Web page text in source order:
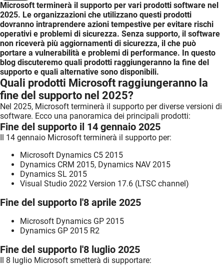
Microsoft terminerà il supporto per vari prodotti software nel
2025. Le organizzazioni che utilizzano questi prodotti
dovranno intraprendere azioni tempestive per evitare rischi
operativi e problemi di sicurezza. Senza supporto, il software
non riceverà più aggiornamenti di sicurezza, il che può
portare a vulnerabilità e problemi di performance. In questo
blog discuteremo quali prodotti raggiungeranno la fine del
supporto e quali alternative sono disponibili.
Quali prodotti Microsoft raggiungeranno la
fine del supporto nel 2025?
Nel 2025, Microsoft terminerà il supporto per diverse versioni di
software. Ecco una panoramica dei principali prodotti:
Fine del supporto il 14 gennaio 2025
Il 14 gennaio Microsoft terminerà il supporto per:
Microsoft Dynamics C5 2015
Dynamics CRM 2015, Dynamics NAV 2015
Dynamics SL 2015
Visual Studio 2022 Version 17.6 (LTSC channel)
Fine del supporto l'8 aprile 2025
Microsoft Dynamics GP 2015
Dynamics GP 2015 R2
Fine del supporto l'8 luglio 2025
Il 8 luglio Microsoft smetterà di supportare: